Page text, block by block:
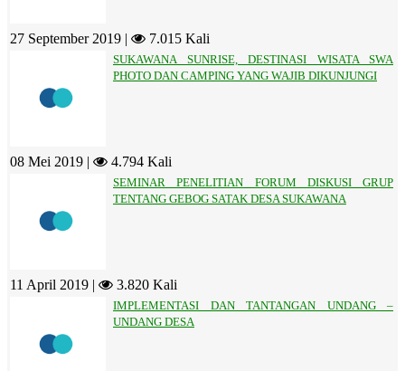
27 September 2019 | 7.015 Kali
SUKAWANA SUNRISE, DESTINASI WISATA SWA
PHOTO DAN CAMPING YANG WAJIB DIKUNJUNGI
08 Mei 2019 | 4.794 Kali
SEMINAR PENELITIAN FORUM DISKUSI GRUP
TENTANG GEBOG SATAK DESA SUKAWANA
11 April 2019 | 3.820 Kali
IMPLEMENTASI DAN TANTANGAN UNDANG –
UNDANG DESA